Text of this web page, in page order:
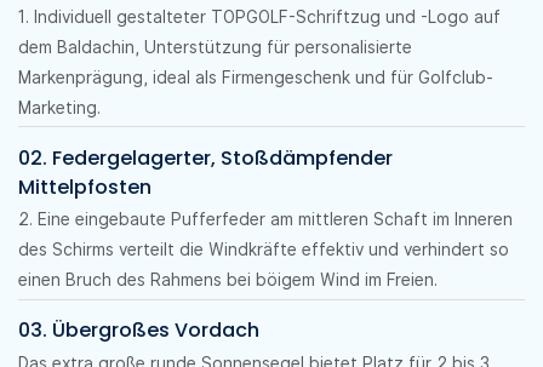
1. Individuell gestalteter TOPGOLF-Schriftzug und -Logo auf
dem Baldachin, Unterstützung für personalisierte
Markenprägung, ideal als Firmengeschenk und für Golfclub-
Marketing.
02. Federgelagerter, Stoßdämpfender
Mittelpfosten
2. Eine eingebaute Pufferfeder am mittleren Schaft im Inneren
des Schirms verteilt die Windkräfte effektiv und verhindert so
einen Bruch des Rahmens bei böigem Wind im Freien.
03. Übergroßes Vordach
Das extra große runde Sonnensegel bietet Platz für 2 bis 3